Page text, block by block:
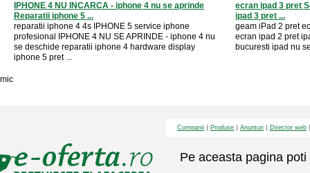
IPHONE 4 NU INCARCA - iphone 4 nu se aprinde
Reparatii iphone 5 ...
reparatii iphone 4 4s IPHONE 5 service iphone
profesional IPHONE 4 NU SE APRINDE - iphone 4 nu
se deschide reparatii iphone 4 hardware display
iphone 5 pret ...
ecran ipad 3 pret
ipad 3 pret ...
geam iPad 2 pret
ecran ipad 2 pret
bucuresti ipad nu
mic
Companii Produse Anunturi Director web
Pe aceasta pagina poti